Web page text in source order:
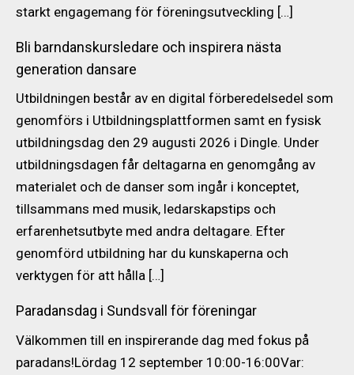
starkt engagemang för föreningsutveckling […]
Bli barndanskursledare och inspirera nästa
generation dansare
Utbildningen består av en digital förberedelsedel som
genomförs i Utbildningsplattformen samt en fysisk
utbildningsdag den 29 augusti 2026 i Dingle. Under
utbildningsdagen får deltagarna en genomgång av
materialet och de danser som ingår i konceptet,
tillsammans med musik, ledarskapstips och
erfarenhetsutbyte med andra deltagare. Efter
genomförd utbildning har du kunskaperna och
verktygen för att hålla […]
Paradansdag i Sundsvall för föreningar
Välkommen till en inspirerande dag med fokus på
paradans!Lördag 12 september 10:00-16:00Var: